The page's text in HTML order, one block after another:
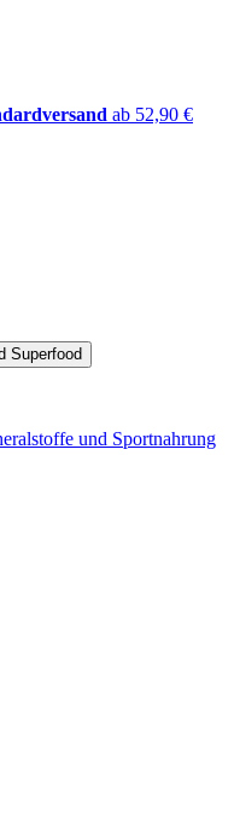
ab 52,90 €
und Sportnahrung